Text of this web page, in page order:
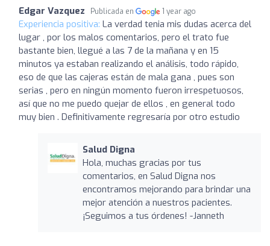
Edgar Vazquez Publicada en 1 year ago
Experiencia positiva: La verdad tenia mis dudas acerca del
lugar , por los malos comentarios, pero el trato fue
bastante bien, llegué a las 7 de la mañana y en 15
minutos ya estaban realizando el análisis, todo rápido,
eso de que las cajeras están de mala gana , pues son
serias , pero en ningún momento fueron irrespetuosos,
así que no me puedo quejar de ellos , en general todo
muy bien . Definitivamente regresaría por otro estudio
Salud Digna
Hola, muchas gracias por tus
comentarios, en Salud Digna nos
encontramos mejorando para brindar una
mejor atención a nuestros pacientes.
¡Seguimos a tus órdenes! -Janneth